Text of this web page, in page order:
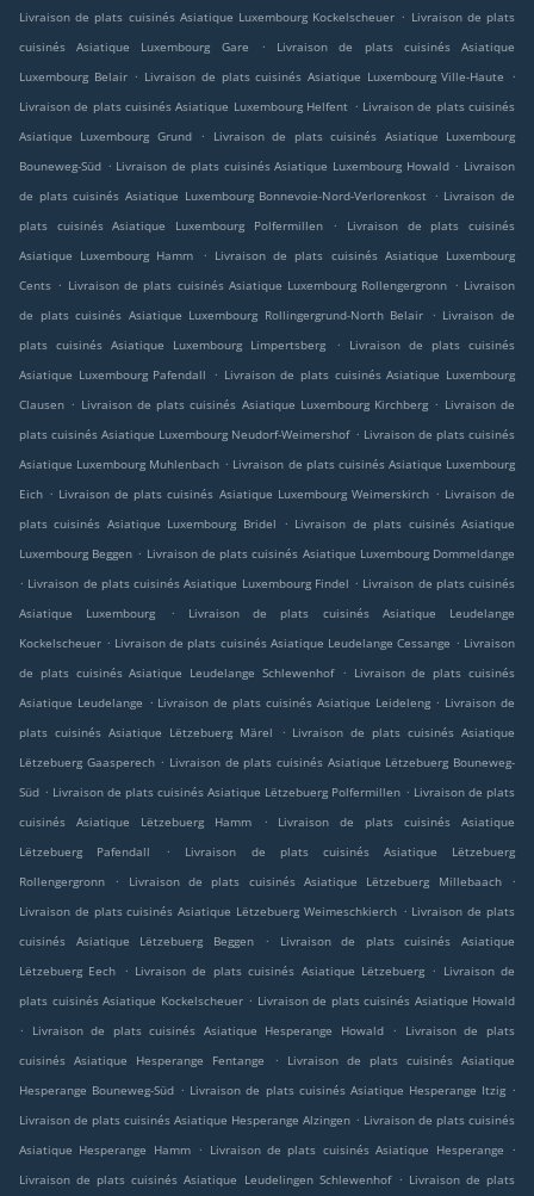
Livraison de plats cuisinés Asiatique Luxembourg Kockelscheuer . Livraison de plats
cuisinés Asiatique Luxembourg Gare
.
Livraison de plats cuisinés Asiatique
Luxembourg Belair . Livraison de plats cuisinés Asiatique Luxembourg Ville-Haute
.
Livraison de plats cuisinés Asiatique Luxembourg Helfent . Livraison de plats cuisinés
Asiatique Luxembourg Grund
.
Livraison de plats cuisinés Asiatique Luxembourg
Bouneweg-Süd . Livraison de plats cuisinés Asiatique Luxembourg Howald . Livraison
de plats cuisinés Asiatique Luxembourg Bonnevoie-Nord-Verlorenkost . Livraison de
plats cuisinés Asiatique Luxembourg Polfermillen
.
Livraison de plats cuisinés
Asiatique Luxembourg Hamm
. Livraison de plats cuisinés Asiatique Luxembourg
Cents . Livraison de plats cuisinés Asiatique Luxembourg Rollengergronn . Livraison
de plats cuisinés Asiatique Luxembourg Rollingergrund-North Belair
. Livraison de
plats cuisinés Asiatique Luxembourg Limpertsberg
.
Livraison de plats cuisinés
Asiatique Luxembourg Pafendall
. Livraison de plats cuisinés Asiatique Luxembourg
Clausen . Livraison de plats cuisinés Asiatique Luxembourg Kirchberg . Livraison de
plats cuisinés Asiatique Luxembourg Neudorf-Weimershof . Livraison de plats cuisinés
Asiatique Luxembourg Muhlenbach . Livraison de plats cuisinés Asiatique Luxembourg
Eich . Livraison de plats cuisinés Asiatique Luxembourg Weimerskirch . Livraison de
plats cuisinés Asiatique Luxembourg Bridel
. Livraison de plats cuisinés Asiatique
Luxembourg Beggen . Livraison de plats cuisinés Asiatique Luxembourg Dommeldange
. Livraison de plats cuisinés Asiatique Luxembourg Findel . Livraison de plats cuisinés
Asiatique Luxembourg
.
Livraison de plats cuisinés Asiatique Leudelange
Kockelscheuer . Livraison de plats cuisinés Asiatique Leudelange Cessange . Livraison
de plats cuisinés Asiatique Leudelange Schlewenhof
. Livraison de plats cuisinés
Asiatique Leudelange . Livraison de plats cuisinés Asiatique Leideleng . Livraison de
plats cuisinés Asiatique Lëtzebuerg Märel
. Livraison de plats cuisinés Asiatique
Lëtzebuerg Gaasperech . Livraison de plats cuisinés Asiatique Lëtzebuerg Bouneweg-
Süd . Livraison de plats cuisinés Asiatique Lëtzebuerg Polfermillen . Livraison de plats
cuisinés Asiatique Lëtzebuerg Hamm
.
Livraison de plats cuisinés Asiatique
Lëtzebuerg Pafendall
.
Livraison de plats cuisinés Asiatique Lëtzebuerg
Rollengergronn
. Livraison de plats cuisinés Asiatique Lëtzebuerg Millebaach
.
Livraison de plats cuisinés Asiatique Lëtzebuerg Weimeschkierch . Livraison de plats
cuisinés Asiatique Lëtzebuerg Beggen
.
Livraison de plats cuisinés Asiatique
Lëtzebuerg Eech
. Livraison de plats cuisinés Asiatique Lëtzebuerg . Livraison de
plats cuisinés Asiatique Kockelscheuer . Livraison de plats cuisinés Asiatique Howald
.
Livraison de plats cuisinés Asiatique Hesperange Howald .
Livraison de plats
cuisinés Asiatique Hesperange Fentange
.
Livraison de plats cuisinés Asiatique
Hesperange Bouneweg-Süd . Livraison de plats cuisinés Asiatique Hesperange Itzig .
Livraison de plats cuisinés Asiatique Hesperange Alzingen . Livraison de plats cuisinés
Asiatique Hesperange Hamm . Livraison de plats cuisinés Asiatique Hesperange
.
Livraison de plats cuisinés Asiatique Leudelingen Schlewenhof . Livraison de plats